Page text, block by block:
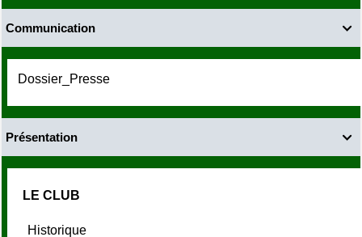

Communication
Dossier_Presse

Présentation
LE CLUB
Historique